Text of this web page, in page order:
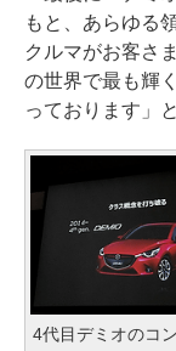
もと、あらゆる
クルマがお客さ
の世界で最も輝
っております」
4代目デミオのコ